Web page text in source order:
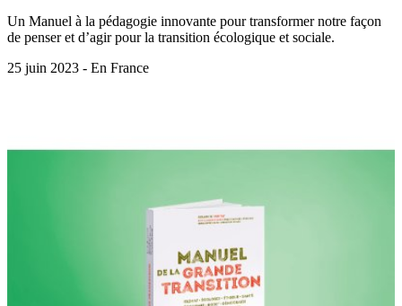
Un Manuel à la pédagogie innovante pour transformer notre façon
de penser et d’agir pour la transition écologique et sociale.
25 juin 2023 - En France